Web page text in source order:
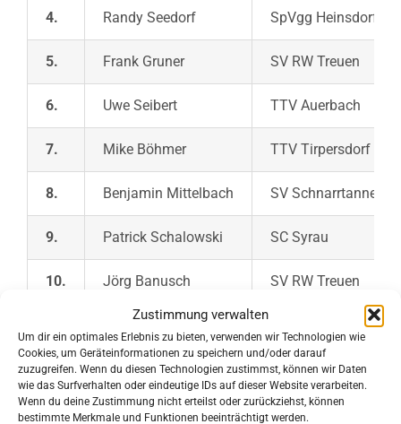
Zustimmung verwalten
Um dir ein optimales Erlebnis zu bieten, verwenden wir Technologien wie
Cookies, um Geräteinformationen zu speichern und/oder darauf
zuzugreifen. Wenn du diesen Technologien zustimmst, können wir Daten
wie das Surfverhalten oder eindeutige IDs auf dieser Website verarbeiten.
Wenn du deine Zustimmung nicht erteilst oder zurückziehst, können
bestimmte Merkmale und Funktionen beeinträchtigt werden.
4. Randy Seedorf SpVgg
5. Frank Gruner SV RW Treuen
6. Uwe Seibert TTV Auerbach
7. Mike Böhmer TTV Tirpersdorf
8. Benjamin Mittelbach SV Schnarrtanne
9. Patrick Schalowski SC Syrau
10. Jörg Banusch SV RW Treuen
Raol Süß SG BW Reichenbach
Staffel 2